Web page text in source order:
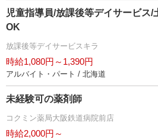
児童指導員/放課後等デイサービス
OK
放課後等デイサービスキラ
時給1,080円～1,390円
アルバイト・パート / 北海道
未経験可の薬剤師
コクミン薬局大阪鉄道病院前店
時給2,000円～